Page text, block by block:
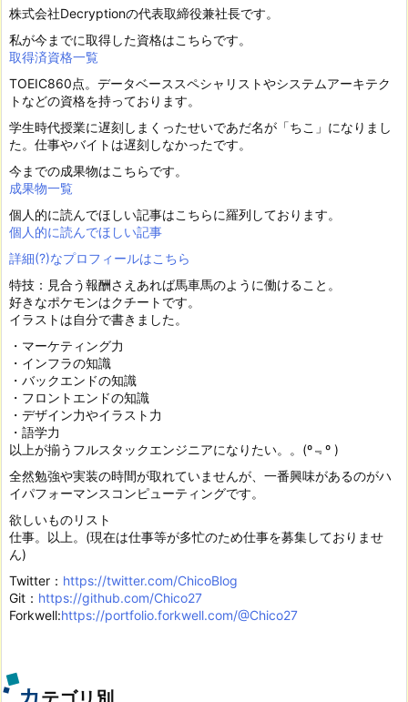
株式会社Decryptionの代表取締役兼社長です。
私が今までに取得した資格はこちらです。
取得済資格一覧
TOEIC860点。データベーススペシャリストやシステムアーキテク
トなどの資格を持っております。
学生時代授業に遅刻しまくったせいであだ名が「ちこ」になりまし
た。仕事やバイトは遅刻しなかったです。
今までの成果物はこちらです。
成果物一覧
個人的に読んでほしい記事はこちらに羅列しております。
個人的に読んでほしい記事
詳細(?)なプロフィールはこちら
特技：見合う報酬さえあれば馬車馬のように働けること。
好きなポケモンはクチートです。
イラストは自分で書きました。
・マーケティング力
・インフラの知識
・バックエンドの知識
・フロントエンドの知識
・デザイン力やイラスト力
・語学力
以上が揃うフルスタックエンジニアになりたい。。(º﹃º )
全然勉強や実装の時間が取れていませんが、一番興味があるのがハ
イパフォーマンスコンピューティングです。
欲しいものリスト
仕事。以上。(現在は仕事等が多忙のため仕事を募集しておりませ
ん)
Twitter： https://twitter.com/ChicoBlog
Git： https://github.com/Chico27
Forkwell:https://portfolio.forkwell.com/@Chico27